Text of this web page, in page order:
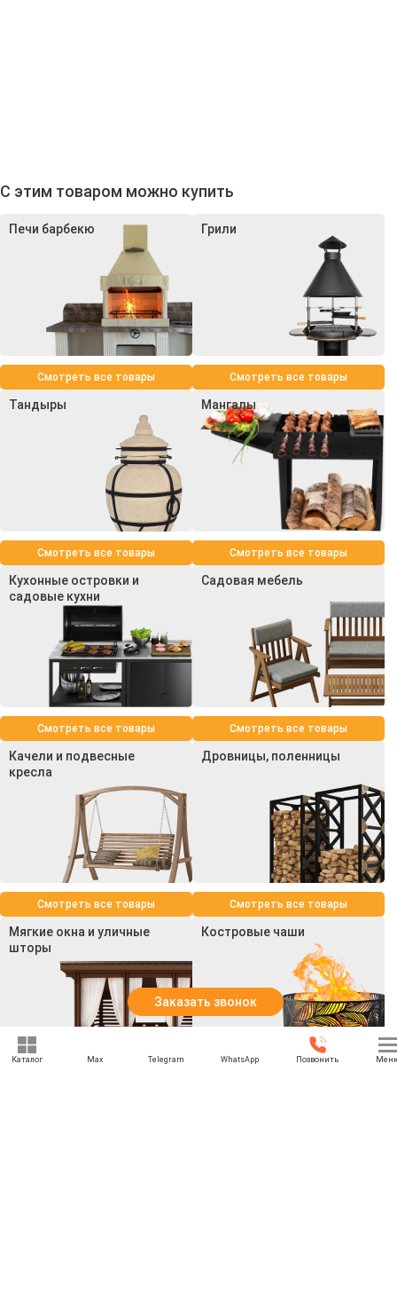
С этим товаром можно купить
Печи барбекю
Смотреть все товары
Грили
Смотреть все товары
Тандыры
Смотреть все товары
Мангалы
Смотреть все товары
Кухонные островки и
садовые кухни
Смотреть все товары
Садовая мебель
Смотреть все товары
Качели и подвесные
кресла
Смотреть все товары
Дровницы, поленницы
Смотреть все товары
Мягкие окна и уличные
шторы
Костровые чаши
Заказать звонок
Каталог Max Telegram WhatsApp Позвонить